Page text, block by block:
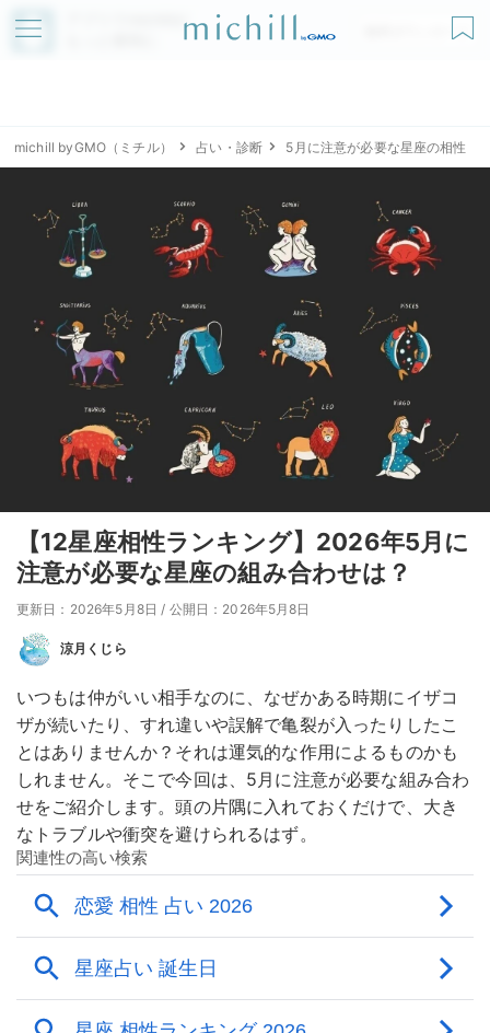
アプリでmichillが
無料ダウンロード
michill byGMO（ミチル） 占い・診断 5月に注意が必要な星座の相性
【12星座相性ランキング】2026年5月に
注意が必要な星座の組み合わせは？
更新日：2026年5月8日 / 公開日：2026年5月8日
涼月くじら
いつもは仲がいい相手なのに、なぜかある時期にイザコ
ザが続いたり、すれ違いや誤解で亀裂が入ったりしたこ
とはありませんか？それは運気的な作用によるものかも
しれません。そこで今回は、5月に注意が必要な組み合わ
せをご紹介します。頭の片隅に入れておくだけで、大き
なトラブルや衝突を避けられるはず。